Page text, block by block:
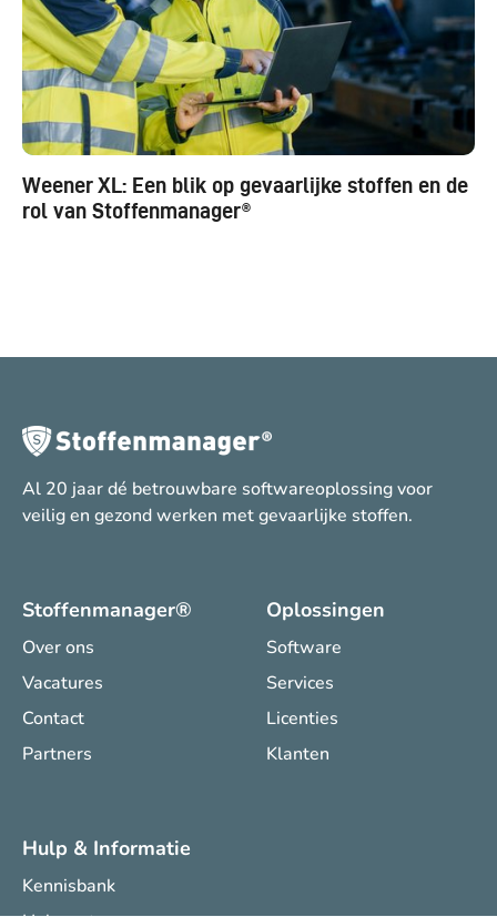
Weener XL: Een blik op gevaarlijke stoffen en de
rol van Stoffenmanager®
Al 20 jaar dé betrouwbare softwareoplossing voor
veilig en gezond werken met gevaarlijke stoffen.
Stoffenmanager®
Over ons
Vacatures
Contact
Partners
Oplossingen
Software
Services
Licenties
Klanten
Hulp & Informatie
Kennisbank